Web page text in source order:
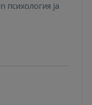
психология ja